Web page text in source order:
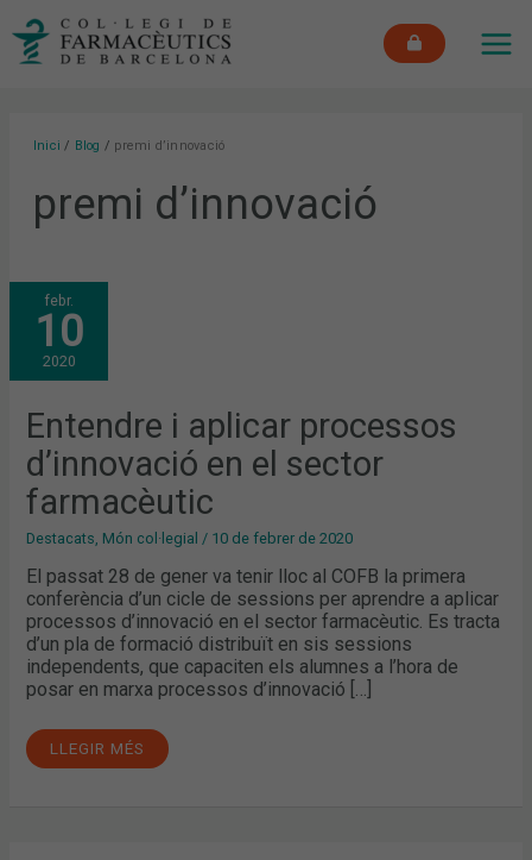
Inici Blog premi d’innovació
premi d’innovació
febr.
10
2020
Entendre i aplicar processos
d’innovació en el sector
farmacèutic
Destacats Món col·legial / 10 de febrer de 2020
El passat 28 de gener va tenir lloc al COFB la primera
conferència d’un cicle de sessions per aprendre a aplicar
processos d’innovació en el sector farmacèutic. Es tracta
d’un pla de formació distribuït en sis sessions
independents, que capaciten els alumnes a l’hora de
posar en marxa processos d’innovació […]
ENTENDRE
I
APLICAR
PROCESSOS
D’INNOVACIÓ
EN
EL
FARMACÈUTIC
LLEGIR MÉS